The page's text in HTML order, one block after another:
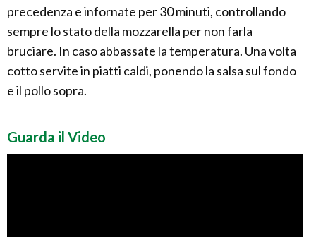
precedenza e infornate per 30 minuti, controllando
sempre lo stato della mozzarella per non farla
bruciare. In caso abbassate la temperatura. Una volta
cotto servite in piatti caldi, ponendo la salsa sul fondo
e il pollo sopra.
Guarda il Video